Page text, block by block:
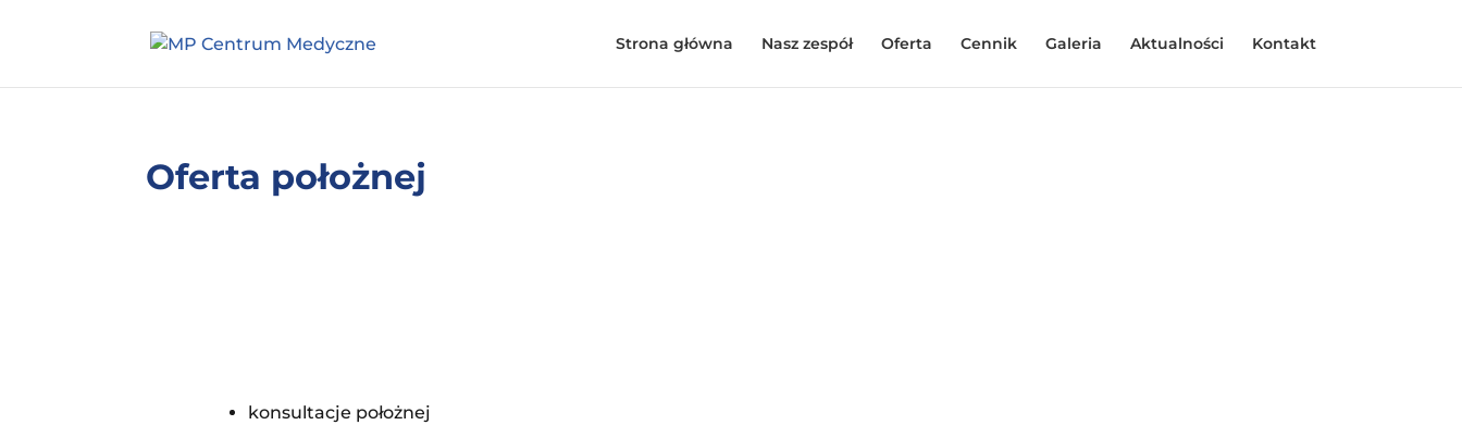
Strona główna Nasz zespół Oferta Cennik Galeria Aktualności Kontakt
Oferta położnej
konsultacje położnej